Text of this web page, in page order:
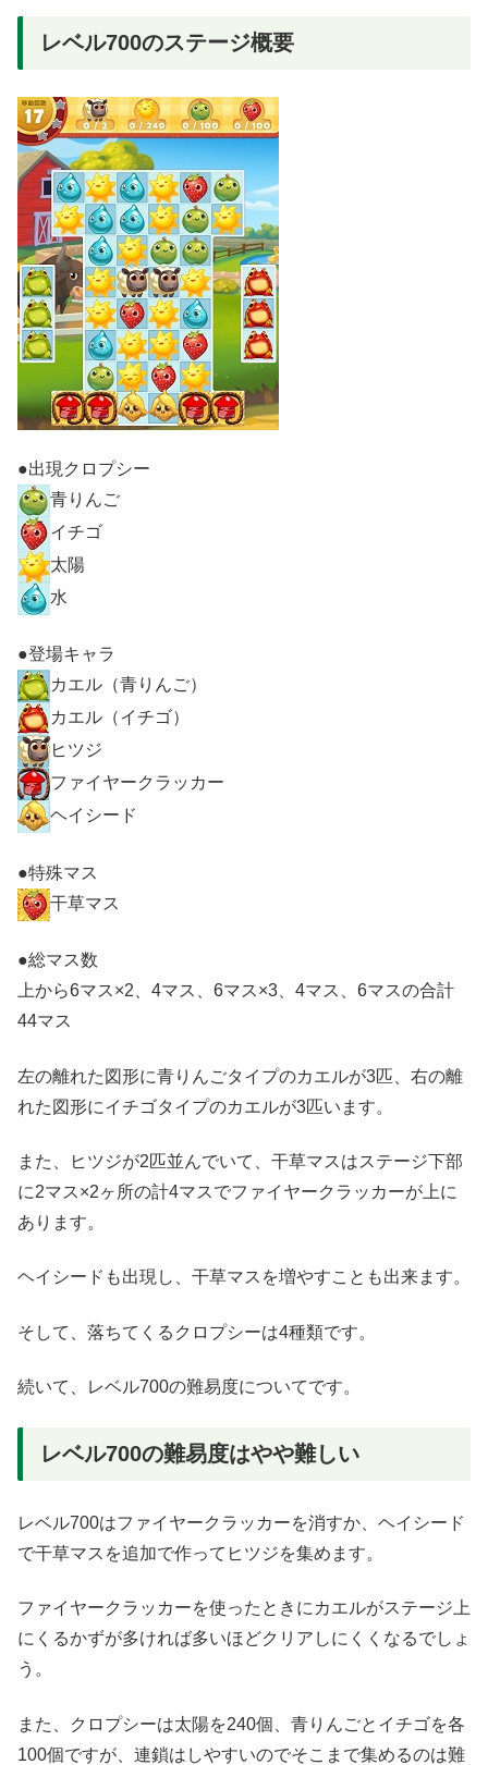
レベル700のステージ概要
●出現クロプシー
青りんご
イチゴ
太陽
水
●登場キャラ
カエル（青りんご）
カエル（イチゴ）
ヒツジ
ファイヤークラッカー
ヘイシード
●特殊マス
干草マス
●総マス数
上から6マス×2、4マス、6マス×3、4マス、6マスの合計
44マス
左の離れた図形に青りんごタイプのカエルが3匹、右の離
れた図形にイチゴタイプのカエルが3匹います。
また、ヒツジが2匹並んでいて、干草マスはステージ下部
に2マス×2ヶ所の計4マスでファイヤークラッカーが上に
あります。
ヘイシードも出現し、干草マスを増やすことも出来ます。
そして、落ちてくるクロプシーは4種類です。
続いて、レベル700の難易度についてです。
レベル700の難易度はやや難しい
レベル700はファイヤークラッカーを消すか、ヘイシード
で干草マスを追加で作ってヒツジを集めます。
ファイヤークラッカーを使ったときにカエルがステージ上
にくるかずが多ければ多いほどクリアしにくくなるでしょ
う。
また、クロプシーは太陽を240個、青りんごとイチゴを各
100個ですが、連鎖はしやすいのでそこまで集めるのは難